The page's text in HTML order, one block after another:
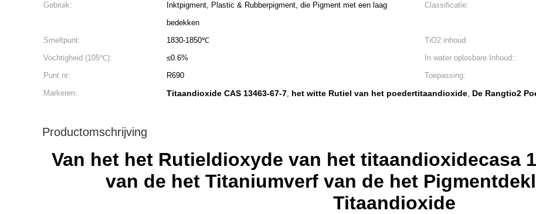
Gebruik:
Inktpigment, Plastic & Rubberpigment, die Pigment met een laag
bedekken
Classificatie:
Smeltpunt: 1830-1850℃ TiO2 inhoud:
Vochtigheid (105℃):
≤0.6% In water oplosbare Inhoud::
Punt nr:
R690 Toepassing:
Markeren:
Titaandioxide CAS 13463-67-7, het witte Rutiel van het poedertitaandioxide, De Rangtio2
Productomschrijving
Van het het Rutieldioxyde van het titaandioxidecasa
van de het Titaniumverf van de het
Titaandioxide